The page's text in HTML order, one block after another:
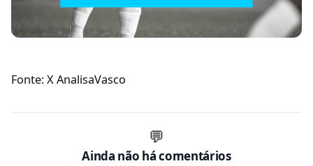
Fonte: X AnalisaVasco
💬
Ainda não há comentários